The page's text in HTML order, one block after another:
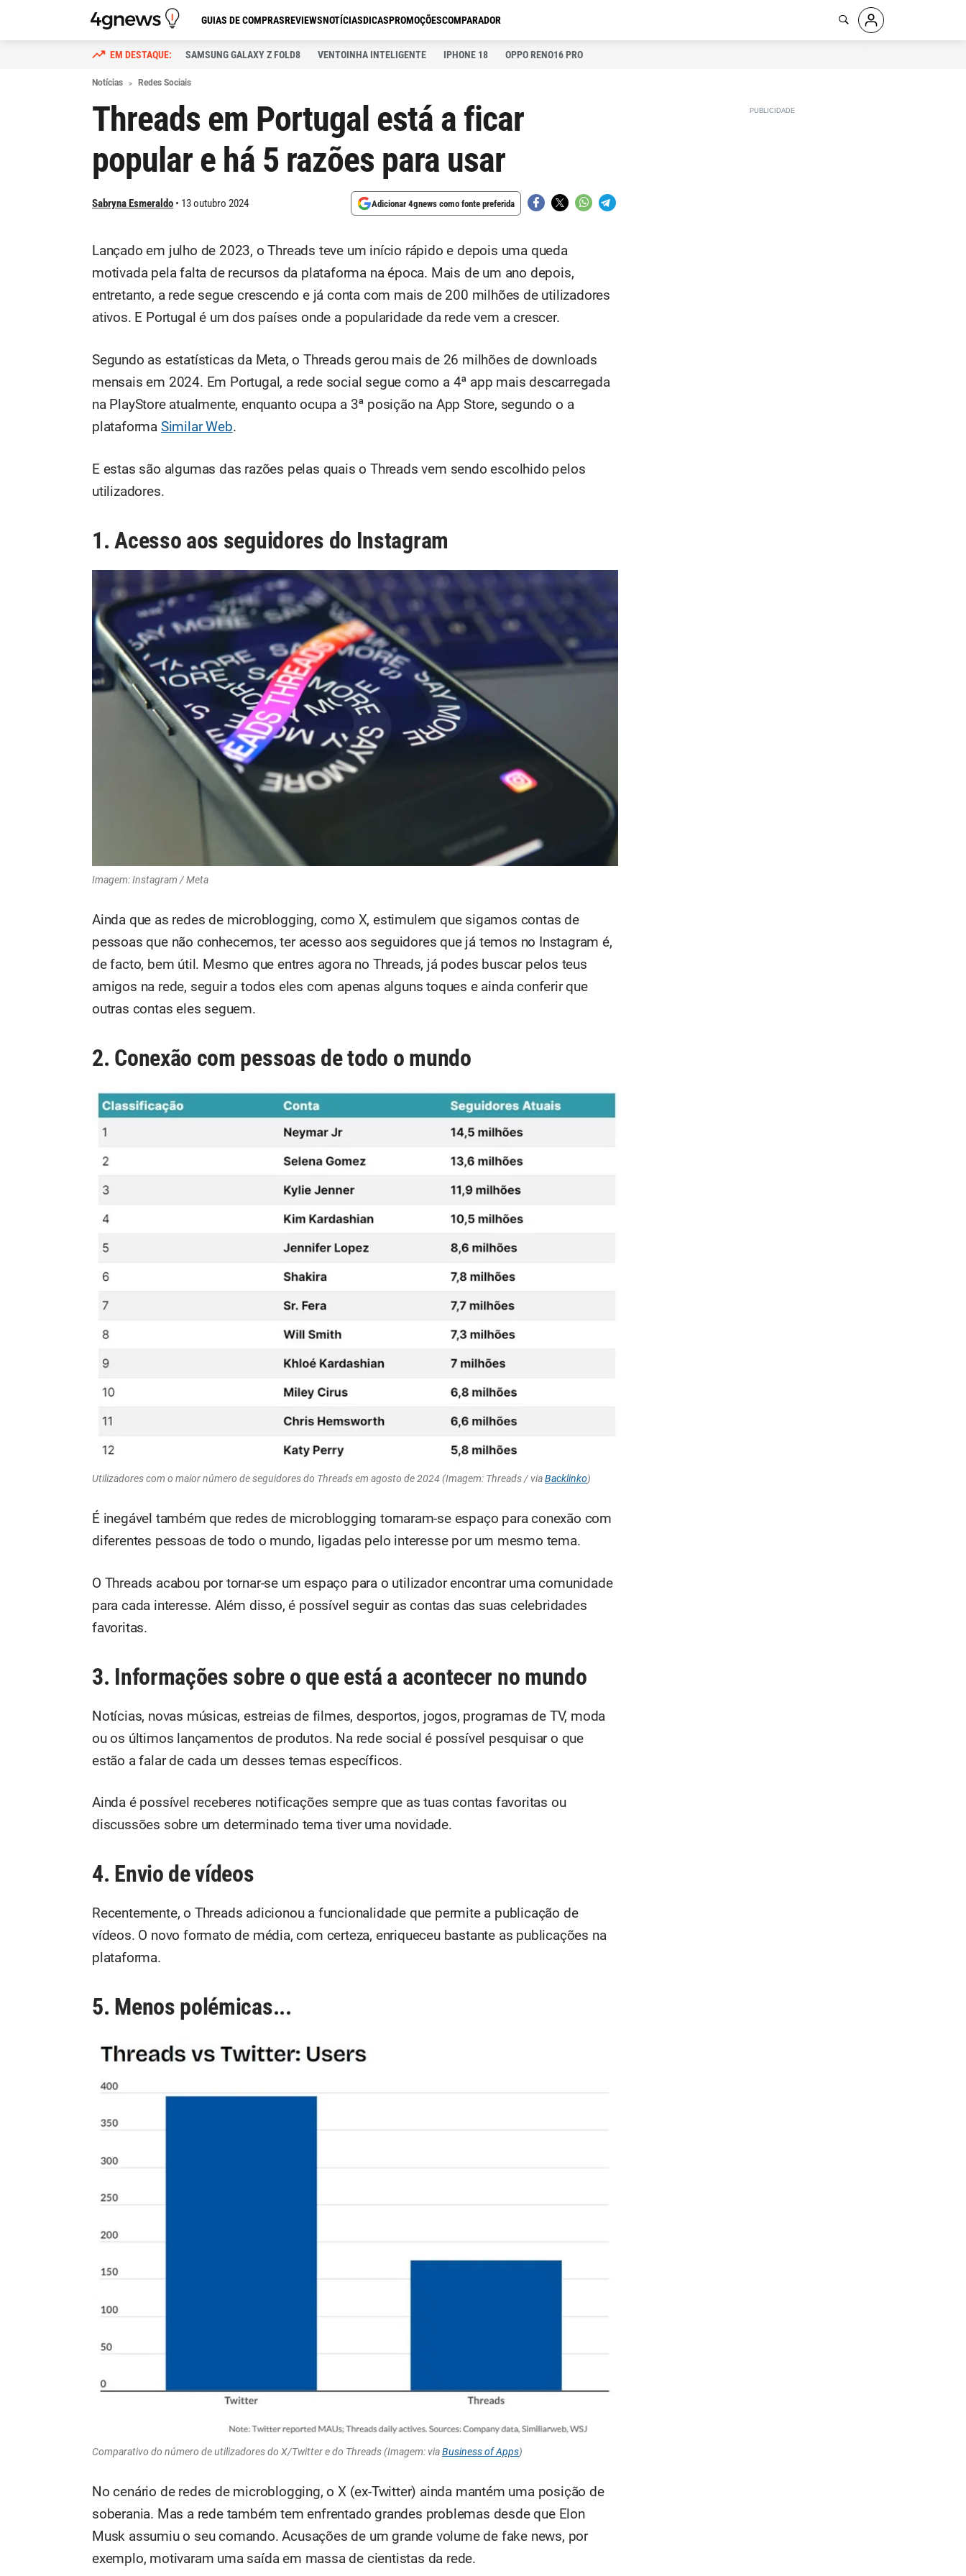
GUIAS DE COMPRASREVIEWSNOTÍCIASDICASPROMOÇÕESCOMPARADOR
SAMSUNG GALAXY Z FOLD8 VENTOINHA INTELIGENTE IPHONE 18 OPPO RENO16 PRO
Notícias Redes Sociais
Threads em Portugal está a ficar
popular e há 5 razões para usar
Sabryna Esmeraldo 13 outubro 2024 Adicionar 4gnews como fonte preferida
Lançado em julho de 2023, o Threads teve um início rápido e depois uma queda
motivada pela falta de recursos da plataforma na época. Mais de um ano depois,
entretanto, a rede segue crescendo e já conta com mais de 200 milhões de utilizadores
ativos. E Portugal é um dos países onde a popularidade da rede vem a crescer.
Segundo as estatísticas da Meta, o Threads gerou mais de 26 milhões de downloads
mensais em 2024. Em Portugal, a rede social segue como a 4ª app mais descarregada
na PlayStore atualmente, enquanto ocupa a 3ª posição na App Store, segundo o a
plataforma Similar Web.
E estas são algumas das razões pelas quais o Threads vem sendo escolhido pelos
utilizadores.
1. Acesso aos seguidores do Instagram
Imagem: Instagram / Meta
Ainda que as redes de microblogging, como X, estimulem que sigamos contas de
pessoas que não conhecemos, ter acesso aos seguidores que já temos no Instagram é,
de facto, bem útil. Mesmo que entres agora no Threads, já podes buscar pelos teus
amigos na rede, seguir a todos eles com apenas alguns toques e ainda conferir que
outras contas eles seguem.
2. Conexão com pessoas de todo o mundo
Utilizadores com o maior número de seguidores do Threads em agosto de 2024 (Imagem: Threads / viaBacklinko)
É inegável também que redes de microblogging tornaram-se espaço para conexão com
diferentes pessoas de todo o mundo, ligadas pelo interesse por um mesmo tema.
O Threads acabou por tornar-se um espaço para o utilizador encontrar uma comunidade
para cada interesse. Além disso, é possível seguir as contas das suas celebridades
favoritas.
3. Informações sobre o que está a acontecer no mundo
Notícias, novas músicas, estreias de filmes, desportos, jogos, programas de TV, moda
ou os últimos lançamentos de produtos. Na rede social é possível pesquisar o que
estão a falar de cada um desses temas específicos.
Ainda é possível receberes notificações sempre que as tuas contas favoritas ou
discussões sobre um determinado tema tiver uma novidade.
4. Envio de vídeos
Recentemente, o Threads adicionou a funcionalidade que permite a publicação de
vídeos. O novo formato de média, com certeza, enriqueceu bastante as publicações na
plataforma.
5. Menos polémicas...
Comparativo do número de utilizadores do X/Twitter e do Threads (Imagem: viaBusiness of Apps)
No cenário de redes de microblogging, o X (ex-Twitter) ainda mantém uma posição de
soberania. Mas a rede também tem enfrentado grandes problemas desde que Elon
Musk assumiu o seu comando. Acusações de um grande volume de fake news, por
exemplo, motivaram uma saída em massa de cientistas da rede.